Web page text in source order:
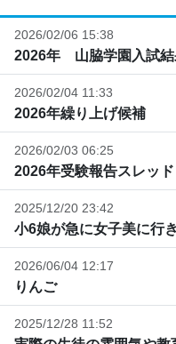
2026/02/06 15:38
2026年 山脇学園入試結
2026/02/04 11:33
2026年繰り上げ候補
2026/02/03 06:25
2026年受験報告スレッド
2025/12/20 23:42
小6娘が急に女子美に行
2026/06/04 12:17
りんご
2025/12/28 11:52